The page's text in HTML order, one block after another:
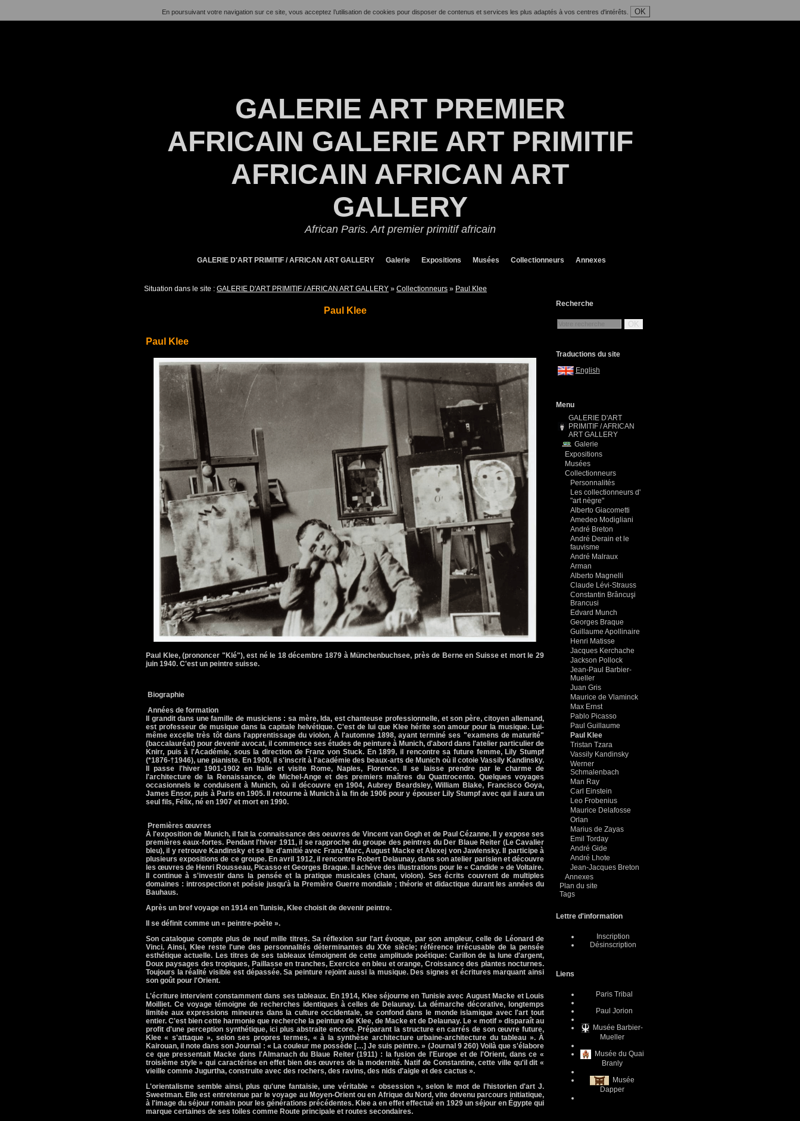
En poursuivant votre navigation sur ce site, vous acceptez l’utilisation de cookies pour disposer de contenus et services les plus adaptés à vos centres d'intérêts. OK
GALERIE ART PREMIER
AFRICAIN GALERIE ART PRIMITIF
AFRICAIN AFRICAN ART
GALLERY
African Paris. Art premier primitif africain
GALERIE D'ART PRIMITIF / AFRICAN ART GALLERY Galerie Expositions Musées Collectionneurs Annexes
Situation dans le site : GALERIE D'ART PRIMITIF / AFRICAN ART GALLERY » Collectionneurs » Paul Klee
Paul Klee
Paul Klee
Paul Klee, (prononcer "Klé"), est né le 18 décembre 1879 à Münchenbuchsee, près de Berne en Suisse et mort le 29
juin 1940. C'est un peintre suisse.
Biographie
Années de formation
Il grandit dans une famille de musiciens : sa mère, Ida, est chanteuse professionnelle, et son père, citoyen allemand,
est professeur de musique dans la capitale helvétique. C'est de lui que Klee hérite son amour pour la musique. Lui-
même excelle très tôt dans l'apprentissage du violon. À l'automne 1898, ayant terminé ses "examens de maturité"
(baccalauréat) pour devenir avocat, il commence ses études de peinture à Munich, d'abord dans l'atelier particulier de
Knirr, puis à l'Académie, sous la direction de Franz von Stuck. En 1899, il rencontre sa future femme, Lily Stumpf
(*1876-†1946), une pianiste. En 1900, il s'inscrit à l'académie des beaux-arts de Munich où il cotoie Vassily Kandinsky.
Il passe l'hiver 1901-1902 en Italie et visite Rome, Naples, Florence. Il se laisse prendre par le charme de
l'architecture de la Renaissance, de Michel-Ange et des premiers maîtres du Quattrocento. Quelques voyages
occasionnels le conduisent à Munich, où il découvre en 1904, Aubrey Beardsley, William Blake, Francisco Goya,
James Ensor, puis à Paris en 1905. Il retourne à Munich à la fin de 1906 pour y épouser Lily Stumpf avec qui il aura un
seul fils, Félix, né en 1907 et mort en 1990.
Premières œuvres
À l'exposition de Munich, il fait la connaissance des oeuvres de Vincent van Gogh et de Paul Cézanne. Il y expose ses
premières eaux-fortes. Pendant l'hiver 1911, il se rapproche du groupe des peintres du Der Blaue Reiter (Le Cavalier
bleu), il y retrouve Kandinsky et se lie d'amitié avec Franz Marc, August Macke et Alexej von Jawlensky. Il participe à
plusieurs expositions de ce groupe. En avril 1912, il rencontre Robert Delaunay, dans son atelier parisien et découvre
les œuvres de Henri Rousseau, Picasso et Georges Braque. Il achève des illustrations pour le « Candide » de Voltaire.
Il continue à s'investir dans la pensée et la pratique musicales (chant, violon). Ses écrits couvrent de multiples
domaines : introspection et poésie jusqu'à la Première Guerre mondiale ; théorie et didactique durant les années du
Bauhaus.
Après un bref voyage en 1914 en Tunisie, Klee choisit de devenir peintre.
Il se définit comme un « peintre-poète ».
Son catalogue compte plus de neuf mille titres. Sa réflexion sur l'art évoque, par son ampleur, celle de Léonard de
Vinci. Ainsi, Klee reste l'une des personnalités déterminantes du XXe siècle; référence irrécusable de la pensée
esthétique actuelle. Les titres de ses tableaux témoignent de cette amplitude poétique: Carillon de la lune d'argent,
Doux paysages des tropiques, Paillasse en tranches, Exercice en bleu et orange, Croissance des plantes nocturnes.
Toujours la réalité visible est dépassée. Sa peinture rejoint aussi la musique. Des signes et écritures marquant ainsi
son goût pour l'Orient.
L'écriture intervient constamment dans ses tableaux. En 1914, Klee séjourne en Tunisie avec August Macke et Louis
Moilliet. Ce voyage témoigne de recherches identiques à celles de Delaunay. La démarche décorative, longtemps
limitée aux expressions mineures dans la culture occidentale, se confond dans le monde islamique avec l'art tout
entier. C'est bien cette harmonie que recherche la peinture de Klee, de Macke et de Delaunay. Le « motif » disparaît au
profit d'une perception synthétique, ici plus abstraite encore. Préparant la structure en carrés de son œuvre future,
Klee « s'attaque », selon ses propres termes, « à la synthèse architecture urbaine-architecture du tableau ». À
Kairouan, il note dans son Journal : « La couleur me possède […] Je suis peintre. » (Journal 9 260) Voilà que s'élabore
ce que pressentait Macke dans l'Almanach du Blaue Reiter (1911) : la fusion de l'Europe et de l'Orient, dans ce «
troisième style » qui caractérise en effet bien des œuvres de la modernité. Natif de Constantine, cette ville qu'il dit «
vieille comme Jugurtha, construite avec des rochers, des ravins, des nids d'aigle et des cactus ».
L'orientalisme semble ainsi, plus qu'une fantaisie, une véritable « obsession », selon le mot de l'historien d'art J.
Sweetman. Elle est entretenue par le voyage au Moyen-Orient ou en Afrique du Nord, vite devenu parcours initiatique,
à l'image du séjour romain pour les générations précédentes. Klee a en effet effectué en 1929 un séjour en Égypte qui
marque certaines de ses toiles comme Route principale et routes secondaires.
Recherche
OK
Traductions du site
English
Menu
GALERIE D'ART
PRIMITIF / AFRICAN
ART GALLERY
Galerie
Expositions
Musées
Collectionneurs
Personnalités
Les collectionneurs d'
"art nègre"
Alberto Giacometti
Amedeo Modigliani
André Breton
André Derain et le
fauvisme
André Malraux
Arman
Alberto Magnelli
Claude Lévi-Strauss
Constantin Brâncuşi
Brancusi
Edvard Munch
Georges Braque
Guillaume Apollinaire
Henri Matisse
Jacques Kerchache
Jackson Pollock
Jean-Paul Barbier-
Mueller
Juan Gris
Maurice de Vlaminck
Max Ernst
Pablo Picasso
Paul Guillaume
Paul Klee
Tristan Tzara
Vassily Kandinsky
Werner
Schmalenbach
Man Ray
Carl Einstein
Leo Frobenius
Maurice Delafosse
Orlan
Marius de Zayas
Emil Torday
André Gide
André Lhote
Jean-Jacques Breton
Annexes
Plan du site
Tags
Lettre d'information
Inscription
Désinscription
Liens
Paris Tribal
Paul Jorion
Musée Barbier-
Mueller
Musée du Quai
Branly
Musée
Dapper